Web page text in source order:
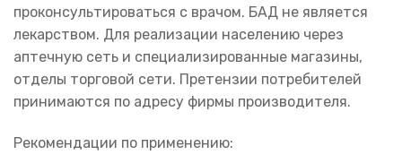
проконсультироваться с врачом. БАД не является
лекарством. Для реализации населению через
аптечную сеть и специализированные магазины,
отделы торговой сети. Претензии потребителей
принимаются по адресу фирмы производителя.
Рекомендации по применению: